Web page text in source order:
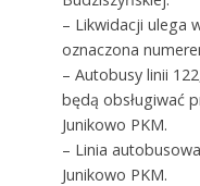
– Likwidacji ulega
oznaczona
– Autobusy linii
będą obsługiwać
Junikowo PKM.
– Linia
Junikowo PKM.